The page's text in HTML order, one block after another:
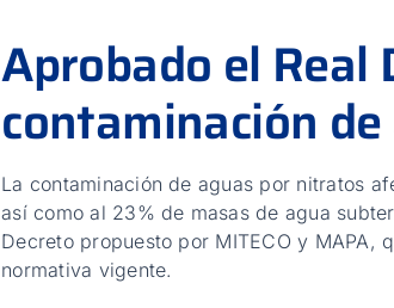
Aprobado el Real
contaminación
La contaminación de aguas por nitratos
así como al 23% de masas de agua
Decreto propuesto por MITECO y MAPA,
normativa vigente.